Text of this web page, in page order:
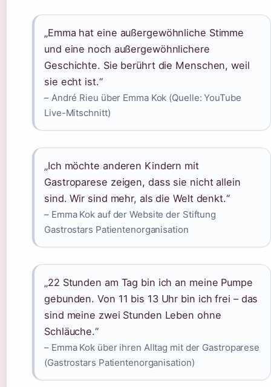
„Emma hat eine außergewöhnliche Stimme
und eine noch außergewöhnlichere
Geschichte. Sie berührt die Menschen, weil
sie echt ist.“
– André Rieu über Emma Kok (Quelle: YouTube
Live-Mitschnitt)
„Ich möchte anderen Kindern mit
Gastroparese zeigen, dass sie nicht allein
sind. Wir sind mehr, als die Welt denkt.“
– Emma Kok auf der Website der Stiftung
Gastrostars Patientenorganisation
„22 Stunden am Tag bin ich an meine Pumpe
gebunden. Von 11 bis 13 Uhr bin ich frei – das
sind meine zwei Stunden Leben ohne
Schläuche.“
– Emma Kok über ihren Alltag mit der Gastroparese
(Gastrostars Patientenorganisation)